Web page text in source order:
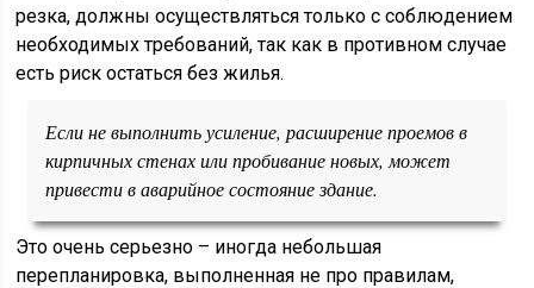
резка, должны осуществляться только с соблюдением
необходимых требований, так как в противном случае
есть риск остаться без жилья.
Если не выполнить усиление, расширение проемов в
кирпичных стенах или пробивание новых, может
привести в аварийное состояние здание.
Это очень серьезно – иногда небольшая
перепланировка, выполненная не про правилам,